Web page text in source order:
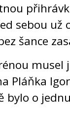
sebou už
šance
musel
Pláňka
bylo o